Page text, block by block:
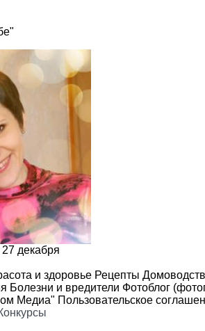
27 декабря
и здоровье Рецепты
Болезни и вредители Фотоблог
Медиа" Пользовательское